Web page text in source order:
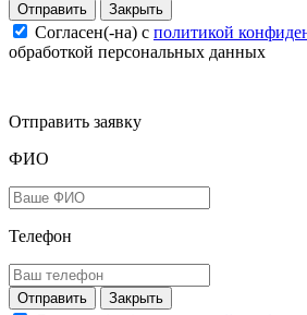
Закрыть
Согласен(-на) c политикой
обработкой персональных данных
Отправить заявку
ФИО
Телефон
Закрыть